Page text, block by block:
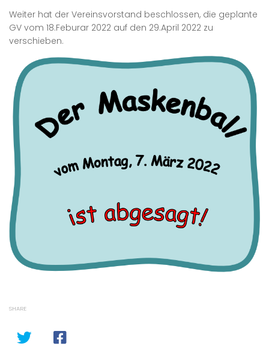
Weiter hat der Vereinsvorstand beschlossen, die geplante
GV vom 18.Feburar 2022 auf den 29.April 2022 zu
verschieben.
SHARE